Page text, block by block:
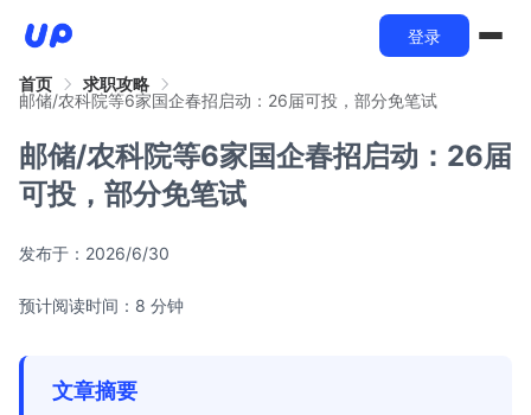
登录
首页
求职攻略
邮储/农科院等6家国企春招启动：26届可投，部分免笔试
邮储/农科院等6家国企春招启动：26届
可投，部分免笔试
发布于： 2026/6/30
预计阅读时间：8 分钟
文章摘要